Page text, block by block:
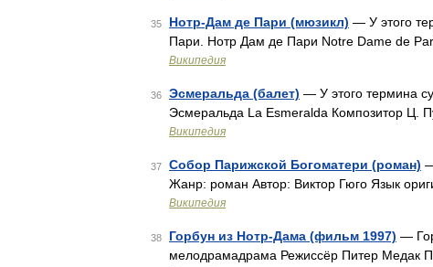
35 Нотр-Дам де Пари (мюзикл) — У этого
Пари. Нотр Дам де Пари Notre Dame de
Википедия
36 Эсмеральда (балет) — У этого термина
Эсмеральда La Esmeralda Композитор Ц.
Википедия
37 Собор Парижской Богоматери (роман)
Жанр: роман Автор: Виктор Гюго Язык
Википедия
38 Горбун из Нотр-Дама (фильм 1997) —
мелодрамадрама Режиссёр Питер Медак